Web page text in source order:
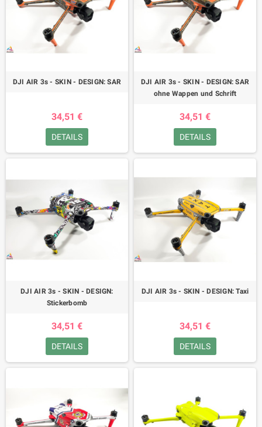
DJI AIR 3s - SKIN - DESIGN: SAR
34,51 €
DETAILS
DJI AIR 3s - SKIN - DESIGN: SAR
ohne Wappen und Schrift
34,51 €
DETAILS
DJI AIR 3s - SKIN - DESIGN:
Stickerbomb
34,51 €
DETAILS
DJI AIR 3s - SKIN - DESIGN: Taxi
34,51 €
DETAILS